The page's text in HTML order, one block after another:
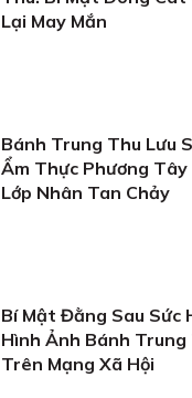
Lại May Mắn
Bánh Trung Thu Lưu
Ẩm Thực Phương
Lớp Nhân Tan Chảy
Bí Mật Đằng Sau Sức
Hình Ảnh Bánh Trung
Trên Mạng Xã Hội